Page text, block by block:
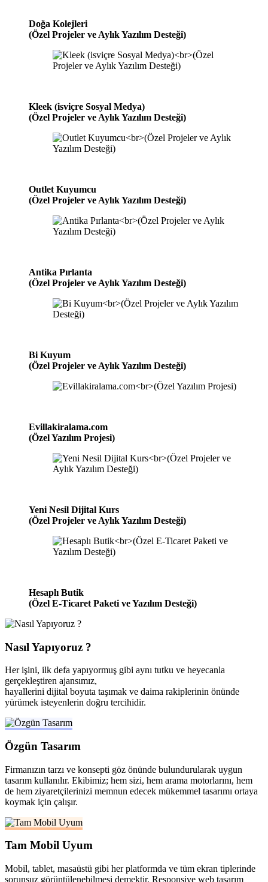
Doğa Kolejleri
(Özel Projeler ve Aylık Yazılım Desteği)
Kleek (isviçre Sosyal Medya)
(Özel Projeler ve Aylık Yazılım Desteği)
Outlet Kuyumcu
(Özel Projeler ve Aylık Yazılım Desteği)
Antika Pırlanta
(Özel Projeler ve Aylık Yazılım Desteği)
Bi Kuyum
(Özel Projeler ve Aylık Yazılım Desteği)
Evillakiralama.com
(Özel Yazılım Projesi)
Yeni Nesil Dijital Kurs
(Özel Projeler ve Aylık Yazılım Desteği)
Hesaplı Butik
(Özel E-Ticaret Paketi ve Yazılım Desteği)
Nasıl Yapıyoruz ?
Her işini, ilk defa yapıyormuş gibi aynı tutku ve heyecanla
gerçekleştiren ajansımız,
hayallerini dijital boyuta taşımak ve daima rakiplerinin önünde
yürümek isteyenlerin doğru tercihidir.
Özgün Tasarım
Firmanızın tarzı ve konsepti göz önünde bulundurularak uygun
tasarım kullanılır. Ekibimiz; hem sizi, hem arama motorlarını, hem
de hem ziyaretçilerinizi memnun edecek mükemmel tasarımı ortaya
koymak için çalışır.
Tam Mobil Uyum
Mobil, tablet, masaüstü gibi her platformda ve tüm ekran tiplerinde
sorunsuz görüntülenebilmesi demektir. Responsive web tasarım